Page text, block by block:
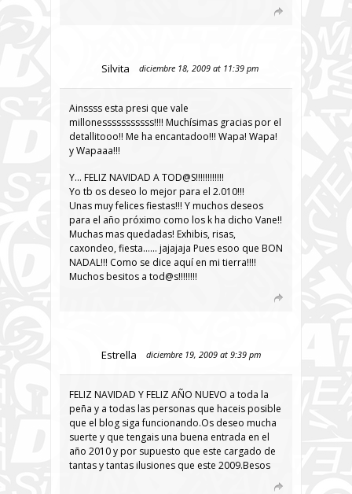
Silvita diciembre 18, 2009 at 11:39 pm
Ainssss esta presi que vale
millonesssssssssss!!!! Muchísimas gracias por el
detallitooo!! Me ha encantadoo!!! Wapa! Wapa!
y Wapaaa!!!
Y… FELIZ NAVIDAD A TOD@S!!!!!!!!!!!!
Yo tb os deseo lo mejor para el 2.010!!!
Unas muy felices fiestas!!! Y muchos deseos
para el año próximo como los k ha dicho Vane!!
Muchas mas quedadas! Exhibis, risas,
caxondeo, fiesta…… jajajaja Pues esoo que BON
NADAL!!! Como se dice aquí en mi tierra!!!!
Muchos besitos a tod@s!!!!!!!!
Estrella diciembre 19, 2009 at 9:39 pm
FELIZ NAVIDAD Y FELIZ AÑO NUEVO a toda la
peña y a todas las personas que haceis posible
que el blog siga funcionando.Os deseo mucha
suerte y que tengais una buena entrada en el
año 2010 y por supuesto que este cargado de
tantas y tantas ilusiones que este 2009.Besos